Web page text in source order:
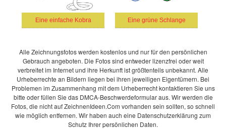
Eine einfache Kobra Eine grüne Schlange
Alle Zeichnungsfotos werden kostenlos und nur für den persönlichen
Gebrauch angeboten. Die Fotos sind entweder lizenzfrei oder weit
verbreitet im Internet und ihre Herkunft ist größtenteils unbekannt. Alle
Urheberrechte an Bildern liegen bei ihren jeweiligen Eigentümern. Bei
Problemen im Zusammenhang mit dem Urheberrecht kontaktieren Sie uns
bitte oder füllen Sie das DMCA-Beschwerdeformular aus. Wir werden die
Fotos, die nicht auf ZeichnenIdeen.Com vorhanden sein sollten, so schnell
wie möglich entfernen. Wir haben auch eine Datenschutzerklärung zum
Schutz Ihrer persönlichen Daten.